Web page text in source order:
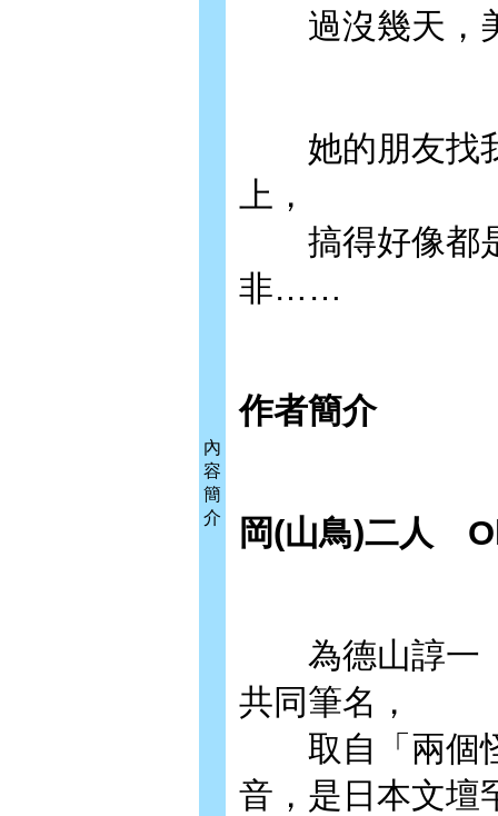
內
容
簡
介
過沒幾天，美
她的朋友找我
上，
搞得好像都是
非……
作者簡介
岡(山鳥)二人
為德山諄一（
共同筆名，
取自「兩個怪
音，是日本文壇